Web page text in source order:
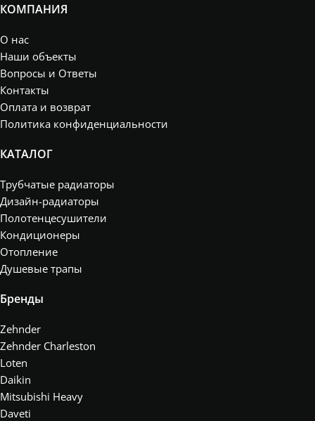
КОМПАНИЯ
О нас
Наши объекты
Вопросы и Ответы
Контакты
Оплата и возврат
Политика конфиденциальности
КАТАЛОГ
Трубчатые радиаторы
Дизайн-радиаторы
Полотенцесушители
Кондиционеры
Отопление
Душевые трапы
Бренды
Zehnder
Zehnder Charleston
Loten
Daikin
Mitsubishi Heavy
Daveti